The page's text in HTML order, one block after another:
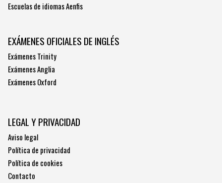
Escuelas de idiomas Aenfis
EXÁMENES OFICIALES DE INGLÉS
Exámenes Trinity
Exámenes Anglia
Exámenes Oxford
LEGAL Y PRIVACIDAD
Aviso legal
Política de privacidad
Política de cookies
Contacto